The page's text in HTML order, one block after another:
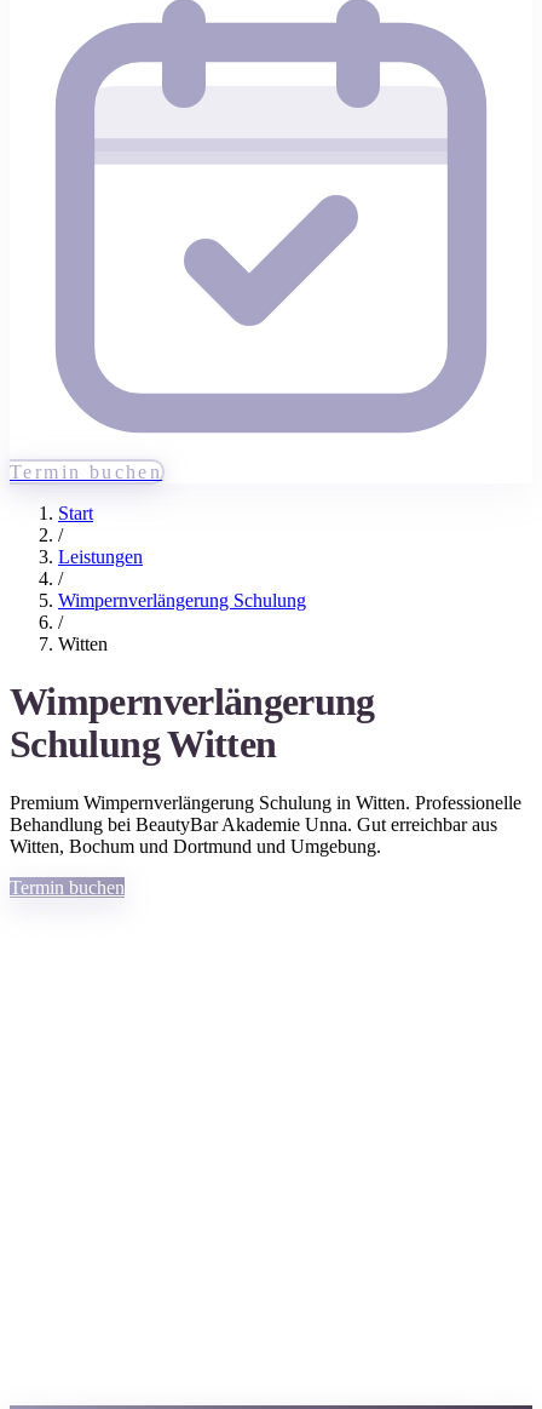
Termin buchen
Start
/
Leistungen
/
Wimpernverlängerung Schulung
/
Witten
Wimpernverlängerung
SchulungWitten
Premium Wimpernverlängerung Schulung in Witten. Professionelle
Behandlung bei BeautyBar Akademie Unna. Gut erreichbar aus
Witten, Bochum und Dortmund und Umgebung.
Termin buchen